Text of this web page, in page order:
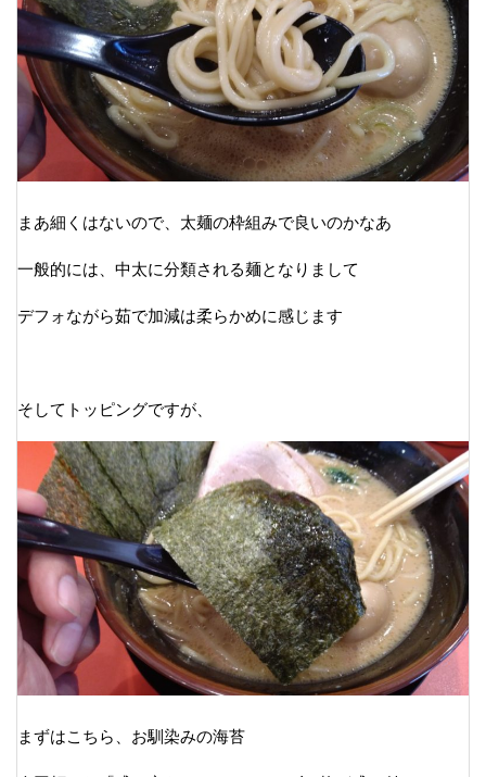
まあ細くはないので、太麺の枠組みで良いのかなあ
一般的には、中太に分類される麺となりまして
デフォながら茹で加減は柔らかめに感じます
そしてトッピングですが、
まずはこちら、お馴染みの海苔